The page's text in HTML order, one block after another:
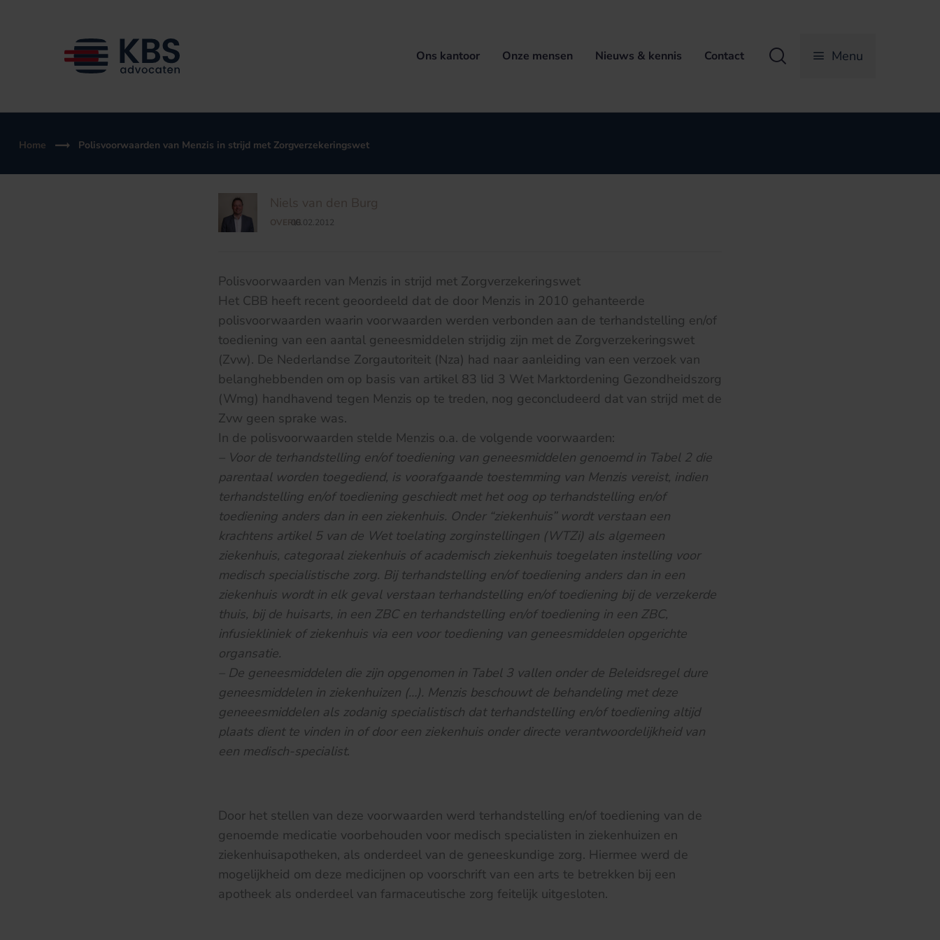
Ons kantoor Onze mensen Nieuws & kennis Contact Zoeken Menu
Home Polisvoorwaarden van Menzis in strijd met Zorgverzekeringswet
Niels van den Burg
OVERIG
/
08.02.2012
Polisvoorwaarden van Menzis in strijd met Zorgverzekeringswet
Het CBB heeft recent geoordeeld dat de door Menzis in 2010 gehanteerde
polisvoorwaarden waarin voorwaarden werden verbonden aan de terhandstelling en/of
toediening van een aantal geneesmiddelen strijdig zijn met de Zorgverzekeringswet
(Zvw). De Nederlandse Zorgautoriteit (Nza) had naar aanleiding van een verzoek van
belanghebbenden om op basis van artikel 83 lid 3 Wet Marktordening Gezondheidszorg
(Wmg) handhavend tegen Menzis op te treden, nog geconcludeerd dat van strijd met de
Zvw geen sprake was.
In de polisvoorwaarden stelde Menzis o.a. de volgende voorwaarden:
– Voor de terhandstelling en/of toediening van geneesmiddelen genoemd in Tabel 2 die
parentaal worden toegediend, is voorafgaande toestemming van Menzis vereist, indien
terhandstelling en/of toediening geschiedt met het oog op terhandstelling en/of
toediening anders dan in een ziekenhuis. Onder “ziekenhuis” wordt verstaan een
krachtens artikel 5 van de Wet toelating zorginstellingen (WTZi) als algemeen
ziekenhuis, categoraal ziekenhuis of academisch ziekenhuis toegelaten instelling voor
medisch specialistische zorg. Bij terhandstelling en/of toediening anders dan in een
ziekenhuis wordt in elk geval verstaan terhandstelling en/of toediening bij de verzekerde
thuis, bij de huisarts, in een ZBC en terhandstelling en/of toediening in een ZBC,
infusiekliniek of ziekenhuis via een voor toediening van geneesmiddelen opgerichte
organsatie.
– De geneesmiddelen die zijn opgenomen in Tabel 3 vallen onder de Beleidsregel dure
geneesmiddelen in ziekenhuizen (…). Menzis beschouwt de behandeling met deze
geneeesmiddelen als zodanig specialistisch dat terhandstelling en/of toediening altijd
plaats dient te vinden in of door een ziekenhuis onder directe verantwoordelijkheid van
een medisch-specialist.
Door het stellen van deze voorwaarden werd terhandstelling en/of toediening van de
genoemde medicatie voorbehouden voor medisch specialisten in ziekenhuizen en
ziekenhuisapotheken, als onderdeel van de geneeskundige zorg. Hiermee werd de
mogelijkheid om deze medicijnen op voorschrift van een arts te betrekken bij een
apotheek als onderdeel van farmaceutische zorg feitelijk uitgesloten.